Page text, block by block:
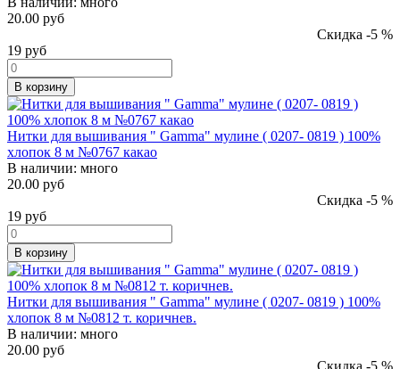
20.00 руб
Скидка -5 %
19 руб
В корзину
Нитки для вышивания " Gamma" мулине ( 0207- 0819 ) 100%
хлопок 8 м №0767 какао
В наличии: много
20.00 руб
Скидка -5 %
19 руб
В корзину
Нитки для вышивания " Gamma" мулине ( 0207- 0819 ) 100%
хлопок 8 м №0812 т. коричнев.
В наличии: много
20.00 руб
Скидка -5 %